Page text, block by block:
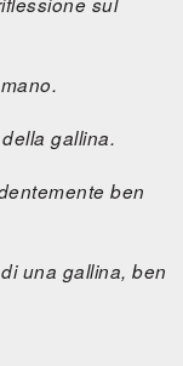
gallina.
ben
una gallina, ben